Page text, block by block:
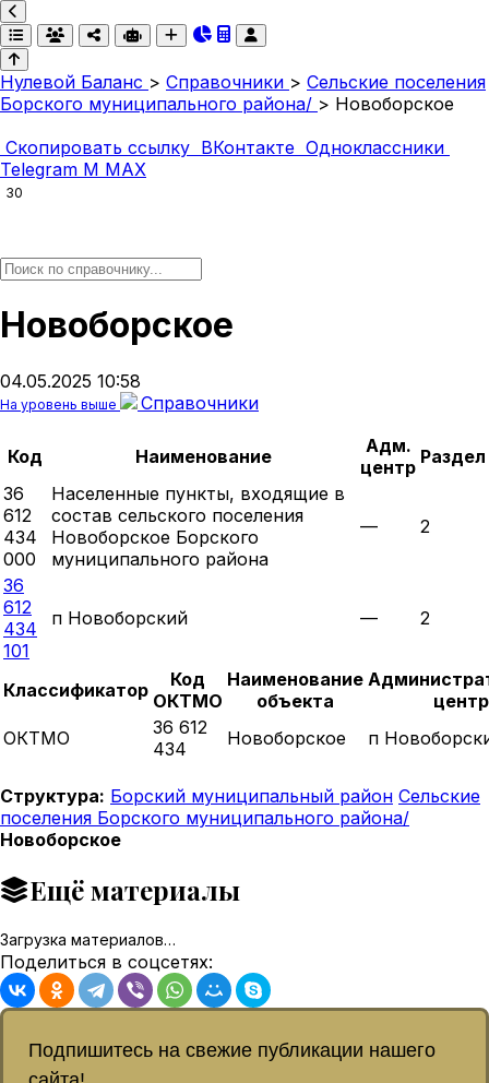
Нулевой Баланс > Справочники > Сельские поселения
Борского муниципального района/ > Новоборское
Скопировать ссылку ВКонтакте Одноклассники
Telegram M MAX
30
Новоборское
04.05.2025 10:58
На уровень выше Справочники
Код Наименование
Адм.
центр Раздел
36
612
434
000
Населенные пункты, входящие в
состав сельского поселения
Новоборское Борского
муниципального района
— 2
36
612
434
101
п Новоборский — 2
Классификатор
Код
ОКТМО
Наименование
объекта
центр
ОКТМО
36 612
434
Новоборское п
Структура: Борский муниципальный район Сельские
поселения Борского муниципального района/
Новоборское
Ещё материалы
Загрузка материалов…
Поделиться в соцсетях:
Подпишитесь на свежие публикации нашего